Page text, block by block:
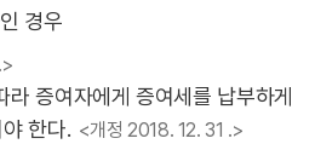
경우
증여자에게 증여세를 납부하게
한다. <개정 2018. 12. 31 .>